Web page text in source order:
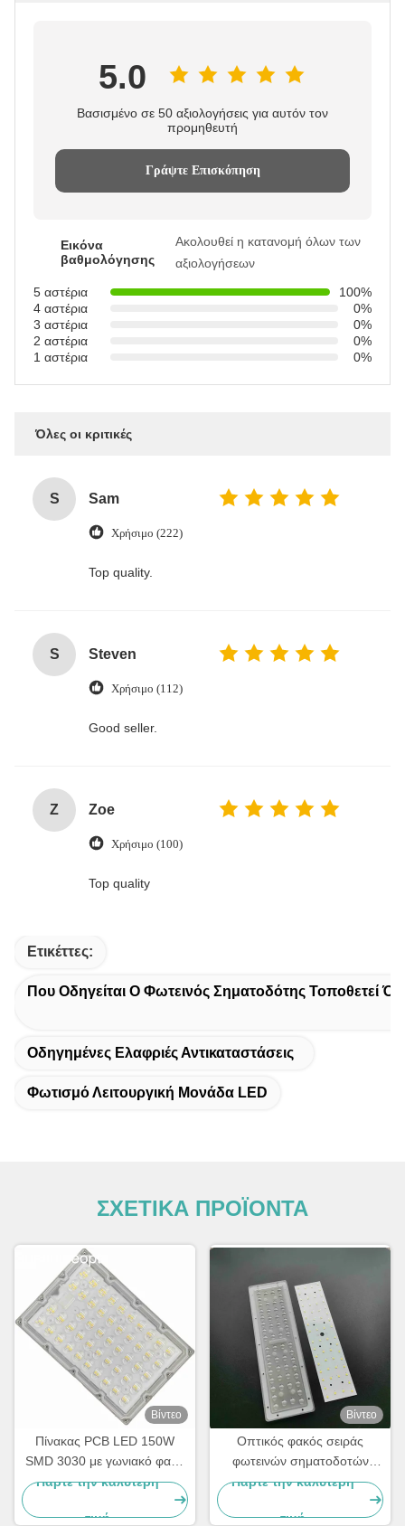
5.0
Βασισμένο σε 50 αξιολογήσεις για αυτόν τον
προμηθευτή
Γράψτε Επισκόπηση
Εικόνα
βαθμολόγησης
Ακολουθεί η κατανομή όλων των
αξιολογήσεων
5 αστέρια
100%
4 αστέρια
0%
3 αστέρια
0%
2 αστέρια
0%
1 αστέρια
0%
Όλες οι κριτικές
S Sam
Χρήσιμο (222)
Top quality.
S Steven
Χρήσιμο (112)
Good seller.
Z Zoe
Χρήσιμο (100)
Top quality
Ετικέττες:
Που Οδηγείται Ο Φωτεινός Σηματοδότης Τοποθετεί
Οδηγημένες Ελαφριές Αντικαταστάσεις
Φωτισμό Λειτουργική Μονάδα LED
ΣΧΕΤΙΚΑ ΠΡΟΪΟΝΤΑ
Βίντεο
Πίνακας PCB LED 150W
SMD 3030 με γωνιακό φακό
δέσμης TYPE2-M για μονάδα
Πάρτε την καλύτερη
τιμή
Βίντεο
Οπτικός φακός σειράς
φωτεινών σηματοδοτών
ενότητας PCB ενότητας 50W
SMD3030 λαμπτήρων οδών
PC
Πάρτε την καλύτερη
τιμή